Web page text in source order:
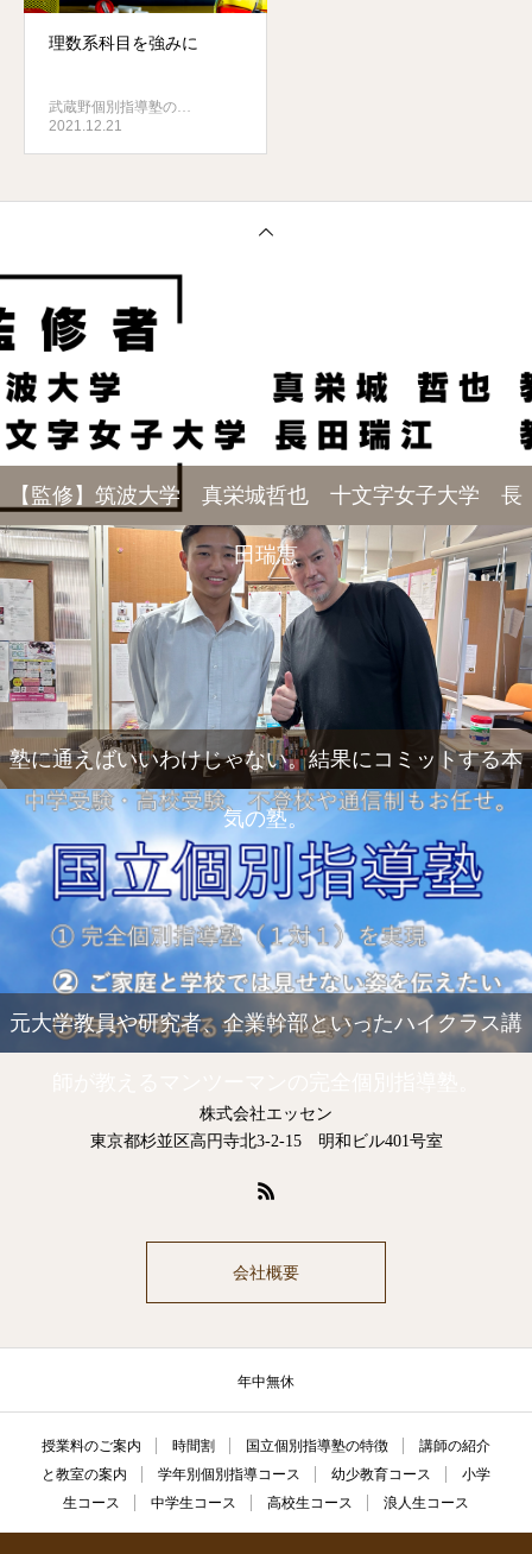
理数系科目を強みに
武蔵野個別指導塾の…
2021.12.21
【監修】筑波大学 真栄城哲也 十文字女子大学 長
田瑞恵
塾に通えばいいわけじゃない。結果にコミットする本
気の塾。
元大学教員や研究者、企業幹部といったハイクラス講
株式会社エッセン
東京都杉並区高円寺北3-2-15 明和ビル401号室
会社概要
年中無休
授業料のご案内 時間割 国立個別指導塾の特徴
講師の紹介
と教室の案内
学年別個別指導コース 幼少教育コース
小学
生コース
中学生コース 高校生コース 浪人生コース